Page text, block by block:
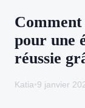
pour une
réussie
Katia 9 janvier